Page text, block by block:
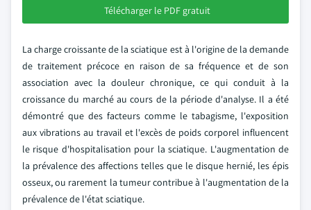
Télécharger le PDF gratuit
La charge croissante de la sciatique est à l'origine de la demande
de traitement précoce en raison de sa fréquence et de son
association avec la douleur chronique, ce qui conduit à la
croissance du marché au cours de la période d'analyse. Il a été
démontré que des facteurs comme le tabagisme, l'exposition
aux vibrations au travail et l'excès de poids corporel influencent
le risque d'hospitalisation pour la sciatique. L'augmentation de
la prévalence des affections telles que le disque hernié, les épis
osseux, ou rarement la tumeur contribue à l'augmentation de la
prévalence de l'état sciatique.